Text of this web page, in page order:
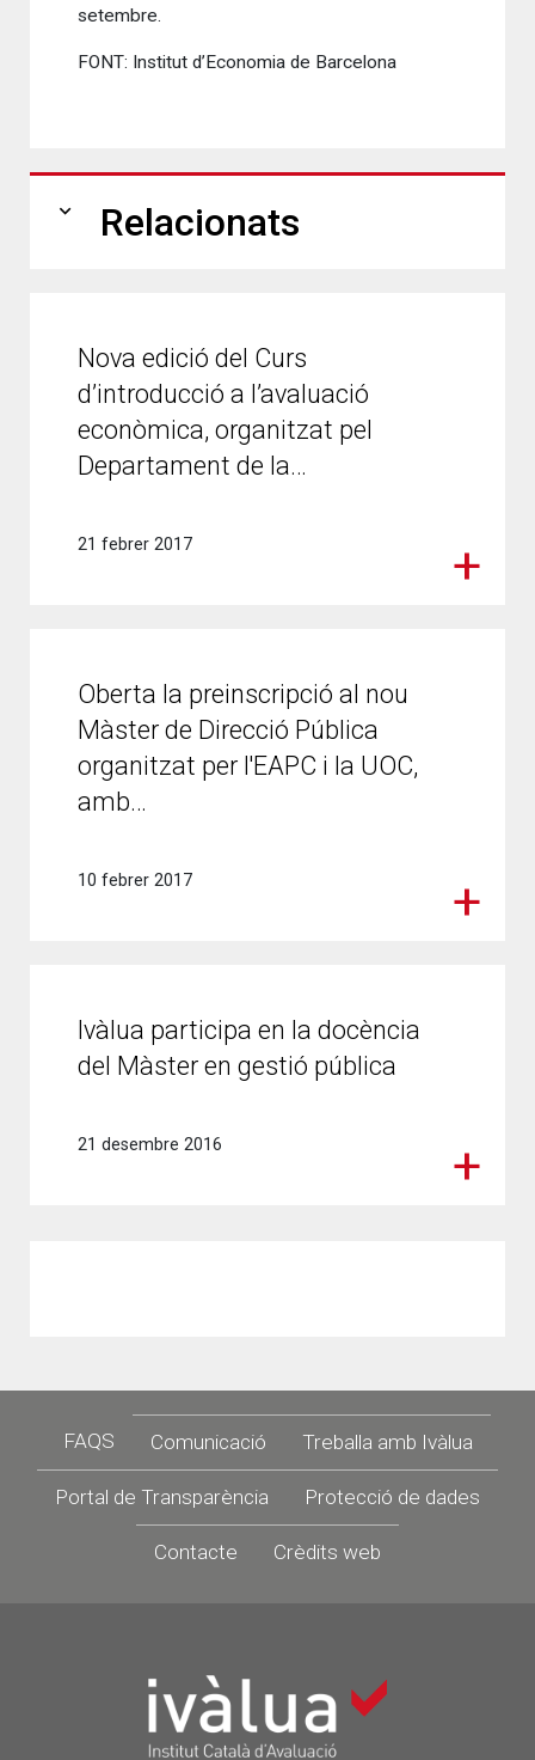
setembre.
FONT: Institut d’Economia de Barcelona
expand_more Relacionats
Nova edició del Curs
d’introducció a l’avaluació
econòmica, organitzat pel
Departament de la…
21 febrer 2017
Oberta la preinscripció al nou
Màster de Direcció Pública
organitzat per l'EAPC i la UOC,
amb…
10 febrer 2017
Ivàlua participa en la docència
del Màster en gestió pública
21 desembre 2016
Footer
FAQS Comunicació Treballa amb Ivàlua
Portal de Transparència Protecció de dades
Contacte Crèdits web